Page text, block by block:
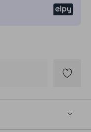
till
favoriter